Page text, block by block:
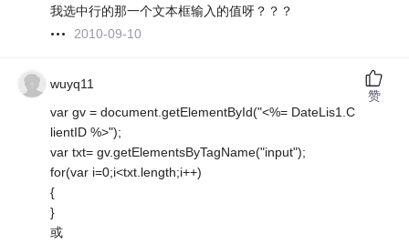
我选中行的那一个文本框输入的值呀？？？
2010-09-10
wuyq11
var gv = document.getElementById("<%= DateLis1.C
lientID %>");
var txt= gv.getElementsByTagName("input");
for(var i=0;i<txt.length;i++)
{
}
或
赞